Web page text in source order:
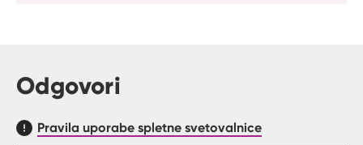
Odgovori
Pravila uporabe spletne svetovalnice